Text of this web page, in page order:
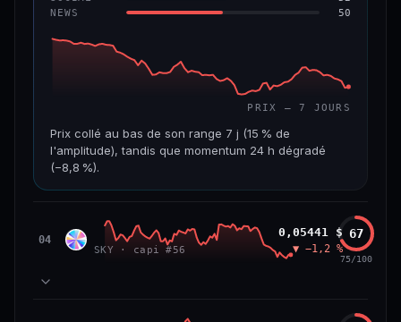
CONFIANCE 69/100
NEWS 50
PRIX — 7 JOURS
Prix collé au bas de son range 7 j (15 % de
l'amplitude), tandis que momentum 24 h dégradé
(−8,8 %).
508 M$ 8,7 M$
VAR. 7 J VAR. 30 J
04 SKY Sky
SKY · capi #56
0,05441 $
▼ −1,2 %
67
75/100
78